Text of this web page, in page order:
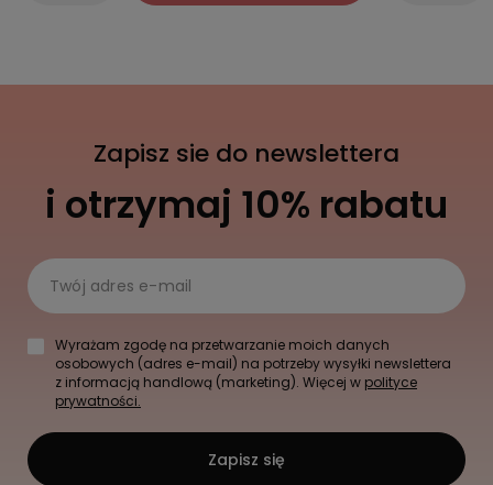
Zapisz sie do newslettera
i otrzymaj 10% rabatu
Twój adres e-mail
Wyrażam zgodę na przetwarzanie moich danych
osobowych (adres e-mail) na potrzeby wysyłki newslettera
z informacją handlową (marketing). Więcej w polityce
prywatności.
Zapisz się